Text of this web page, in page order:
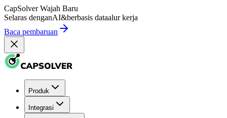
CapSolver Wajah Baru
Selaras denganAI&berbasis dataalur kerja
Baca pembaruan
Produk
Integrasi